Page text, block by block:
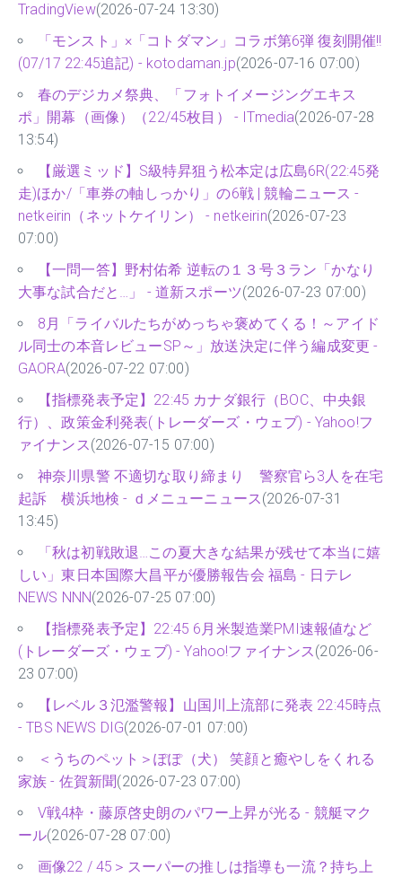
TradingView(2026-07-24 13:30)
「モンスト」×「コトダマン」コラボ第6弾 復刻開催!!
(07/17 22:45追記) - kotodaman.jp(2026-07-16 07:00)
春のデジカメ祭典、「フォトイメージングエキス
ポ」開幕（画像）（22/45枚目） - ITmedia(2026-07-28
13:54)
【厳選ミッド】S級特昇狙う松本定は広島6R(22:45発
走)ほか/「車券の軸しっかり」の6戦 | 競輪ニュース -
netkeirin（ネットケイリン） - netkeirin(2026-07-23
07:00)
【一問一答】野村佑希 逆転の１３号３ラン「かなり
大事な試合だと…」 - 道新スポーツ(2026-07-23 07:00)
8月「ライバルたちがめっちゃ褒めてくる！～アイド
ル同士の本音レビューSP～」放送決定に伴う編成変更 -
GAORA(2026-07-22 07:00)
【指標発表予定】22:45 カナダ銀行（BOC、中央銀
行）、政策金利発表(トレーダーズ・ウェブ) - Yahoo!フ
ァイナンス(2026-07-15 07:00)
神奈川県警 不適切な取り締まり 警察官ら3人を在宅
起訴 横浜地検 - ｄメニューニュース(2026-07-31
13:45)
「秋は初戦敗退…この夏大きな結果が残せて本当に嬉
しい」東日本国際大昌平が優勝報告会 福島 - 日テレ
NEWS NNN(2026-07-25 07:00)
【指標発表予定】22:45 6月米製造業PMI速報値など
(トレーダーズ・ウェブ) - Yahoo!ファイナンス(2026-06-
23 07:00)
【レベル３氾濫警報】山国川上流部に発表 22:45時点
- TBS NEWS DIG(2026-07-01 07:00)
＜うちのペット＞ぽぽ（犬） 笑顔と癒やしをくれる
家族 - 佐賀新聞(2026-07-23 07:00)
V戦4枠・藤原啓史朗のパワー上昇が光る - 競艇マク
ール(2026-07-28 07:00)
画像22 / 45＞スーパーの推しは指導も一流？持ち上